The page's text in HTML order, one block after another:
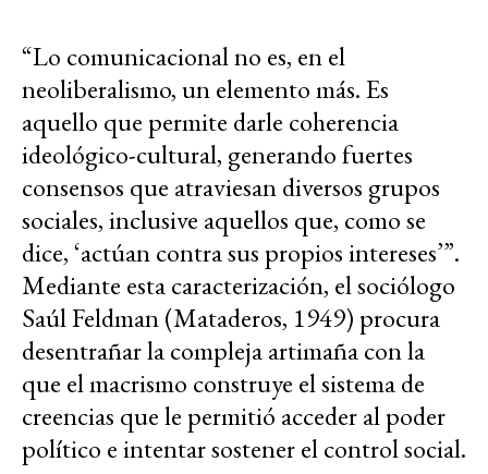
“Lo comunicacional no es, en el
neoliberalismo, un elemento más. Es
aquello que permite darle coherencia
ideológico-cultural, generando fuertes
consensos que atraviesan diversos grupos
sociales, inclusive aquellos que, como se
dice, ‘actúan contra sus propios intereses’”.
Mediante esta caracterización, el sociólogo
Saúl Feldman (Mataderos, 1949) procura
desentrañar la compleja artimaña con la
que el macrismo construye el sistema de
creencias que le permitió acceder al poder
político e intentar sostener el control social.